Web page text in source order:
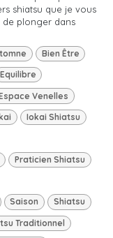
shiatsu que je vous
plonger dans
Bien Être
Equilibre
Venelles
Iokai Shiatsu
Praticien Shiatsu
Saison Shiatsu
Traditionnel